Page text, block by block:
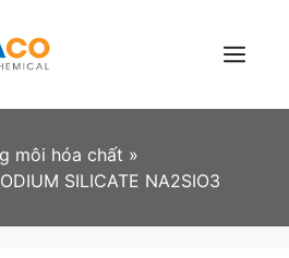
Menu
môi hóa chất »
SILICATE NA2SIO3